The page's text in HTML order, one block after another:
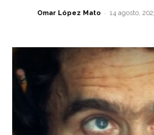
Omar López Mato - 14 agosto,